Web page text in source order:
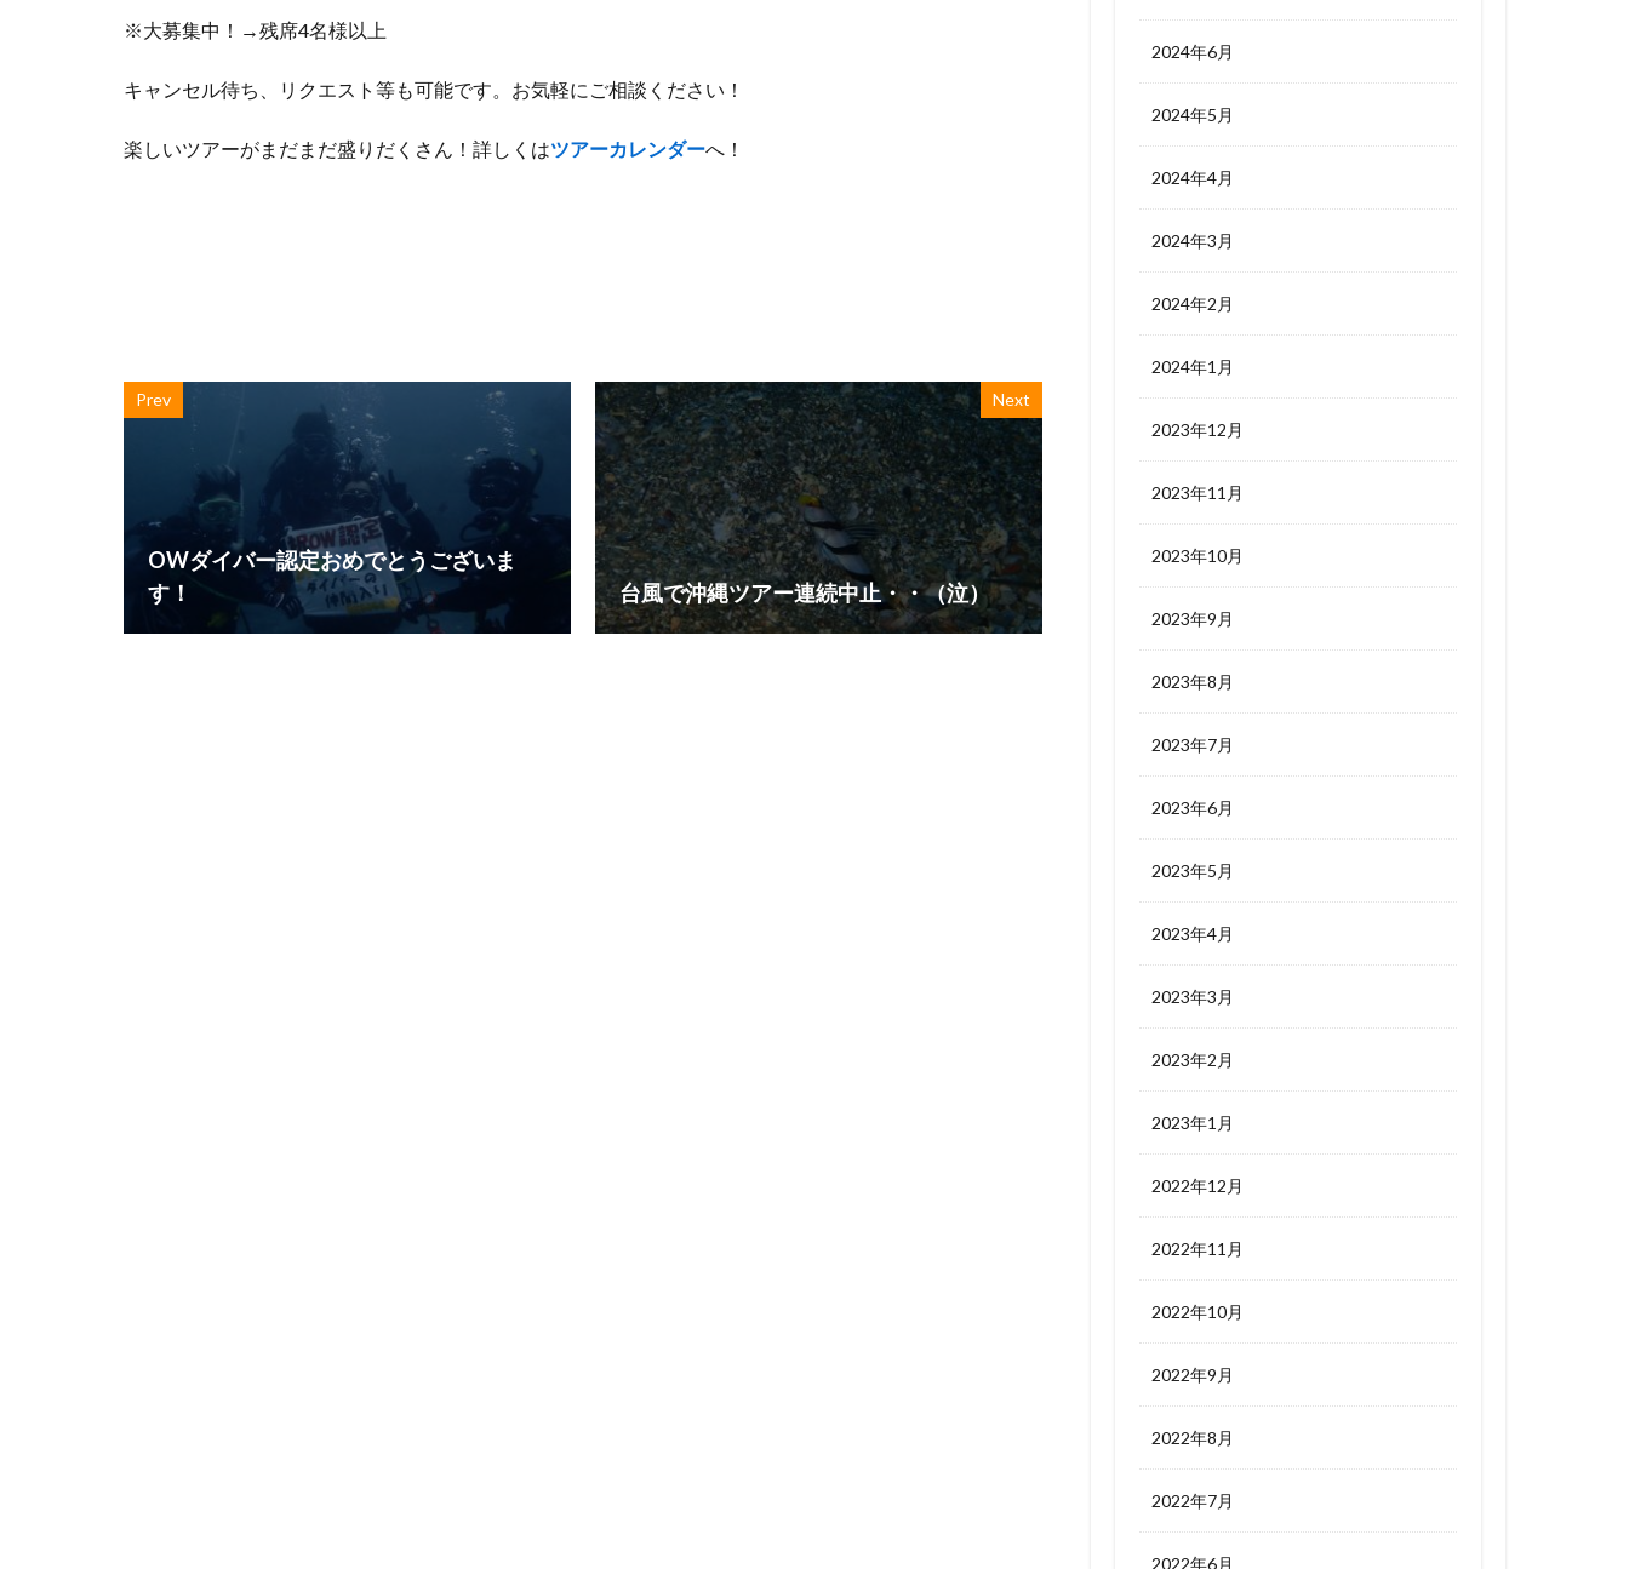
※大募集中！→残席4名様以上
キャンセル待ち、リクエスト等も可能です。お気軽にご相談ください！
楽しいツアーがまだまだ盛りだくさん！詳しくはツアーカレンダーへ！
Prev
OWダイバー認定おめでとうございま
す！
Next
台風で沖縄ツアー連続中止・・（泣）
2024年6月
2024年5月
2024年4月
2024年3月
2024年2月
2024年1月
2023年12月
2023年11月
2023年10月
2023年9月
2023年8月
2023年7月
2023年6月
2023年5月
2023年4月
2023年3月
2023年2月
2023年1月
2022年12月
2022年11月
2022年10月
2022年9月
2022年8月
2022年7月
2022年6月